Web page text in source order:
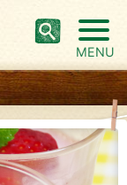
MENU